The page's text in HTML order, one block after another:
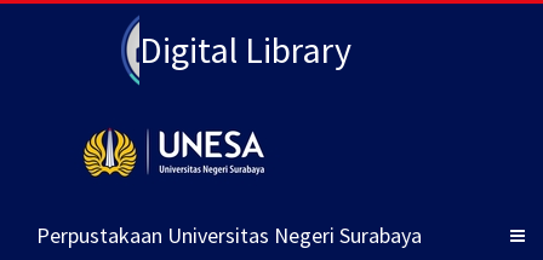
Digital Library
Perpustakaan Universitas Negeri Surabaya